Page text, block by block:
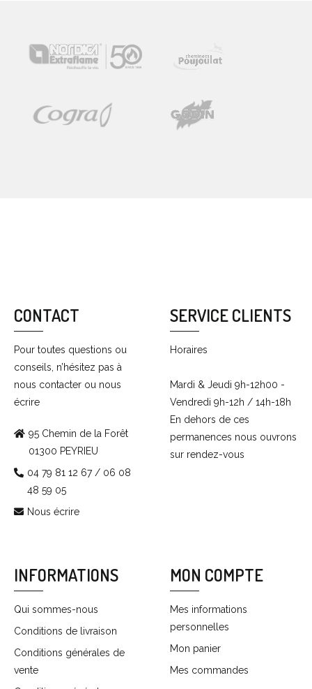
CONTACT
Pour toutes questions ou
conseils, n’hésitez pas à
nous contacter ou nous
écrire
95 Chemin de la Forêt
01300 PEYRIEU
04 79 81 12 67 / 06 08
48 59 05
Nous écrire
SERVICE CLIENTS
Horaires
Mardi & Jeudi 9h-12h00 -
Vendredi 9h-12h / 14h-18h
En dehors de ces
permanences nous ouvrons
sur rendez-vous
INFORMATIONS
Qui sommes-nous
Conditions de livraison
Conditions générales de
vente
MON COMPTE
Mes informations
personnelles
Mon panier
Mes commandes